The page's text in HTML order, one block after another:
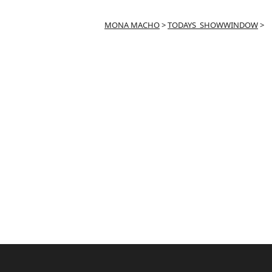
MONA MACHO>TODAYS_SHOWWINDOW>